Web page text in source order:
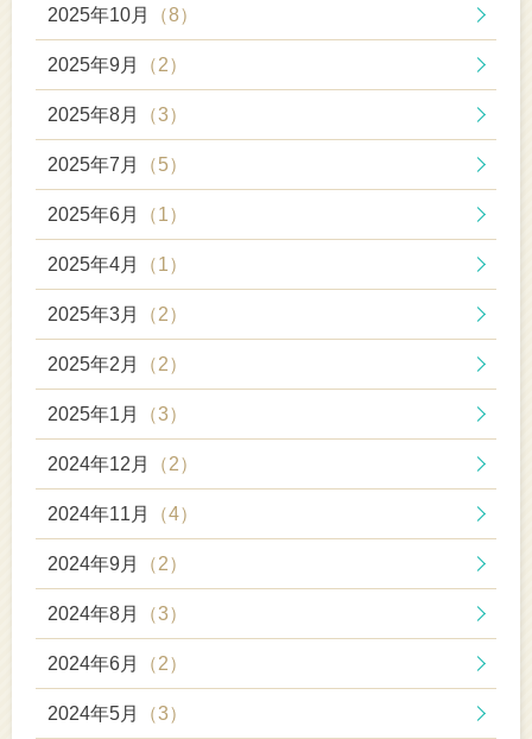
2025年10月 （8）
2025年9月 （2）
2025年8月 （3）
2025年7月 （5）
2025年6月 （1）
2025年4月 （1）
2025年3月 （2）
2025年2月 （2）
2025年1月 （3）
2024年12月 （2）
2024年11月 （4）
2024年9月 （2）
2024年8月 （3）
2024年6月 （2）
2024年5月 （3）